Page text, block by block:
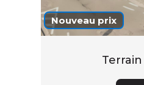
Nouveau prix